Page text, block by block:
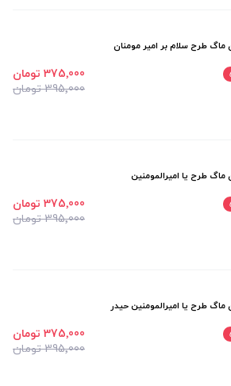
ماگ طرح سلام بر امیر مومنان
395٬000 تومان
375٬000 تومان
ماگ طرح یا امیرالمومنین
395٬000 تومان
375٬000 تومان
ماگ طرح یا امیرالمومنین حیدر
395٬000 تومان
375٬000 تومان